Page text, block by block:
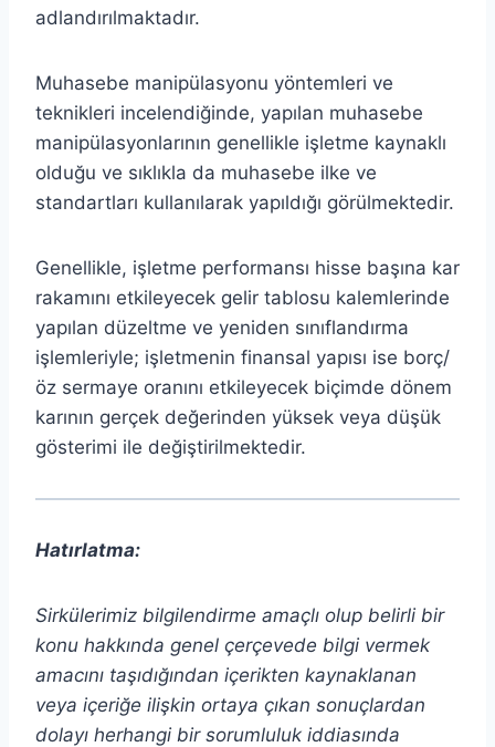
adlandırılmaktadır.
Muhasebe manipülasyonu yöntemleri ve
teknikleri incelendiğinde, yapılan muhasebe
manipülasyonlarının genellikle işletme kaynaklı
olduğu ve sıklıkla da muhasebe ilke ve
standartları kullanılarak yapıldığı görülmektedir.
Genellikle, işletme performansı hisse başına kar
rakamını etkileyecek gelir tablosu kalemlerinde
yapılan düzeltme ve yeniden sınıflandırma
işlemleriyle; işletmenin finansal yapısı ise borç/
öz sermaye oranını etkileyecek biçimde dönem
karının gerçek değerinden yüksek veya düşük
gösterimi ile değiştirilmektedir.
Hatırlatma:
Sirkülerimiz bilgilendirme amaçlı olup belirli bir
konu hakkında genel çerçevede bilgi vermek
amacını taşıdığından içerikten kaynaklanan
veya içeriğe ilişkin ortaya çıkan sonuçlardan
dolayı herhangi bir sorumluluk iddiasında